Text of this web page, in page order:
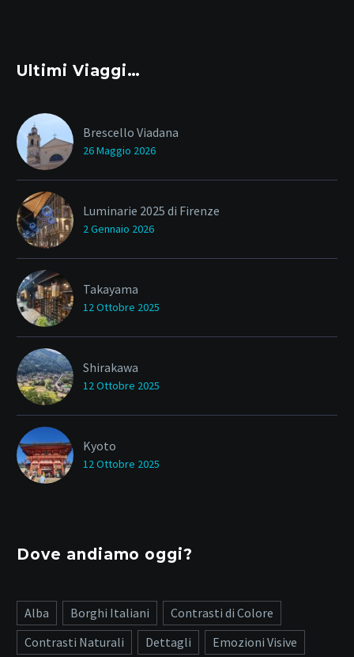
Ultimi Viaggi…
Brescello Viadana
26 Maggio 2026
Luminarie 2025 di Firenze
2 Gennaio 2026
Takayama
12 Ottobre 2025
Shirakawa
12 Ottobre 2025
Kyoto
12 Ottobre 2025
Dove andiamo oggi?
Alba Borghi Italiani
Contrasti di Colore
Contrasti Naturali
Dettagli
Emozioni Visive